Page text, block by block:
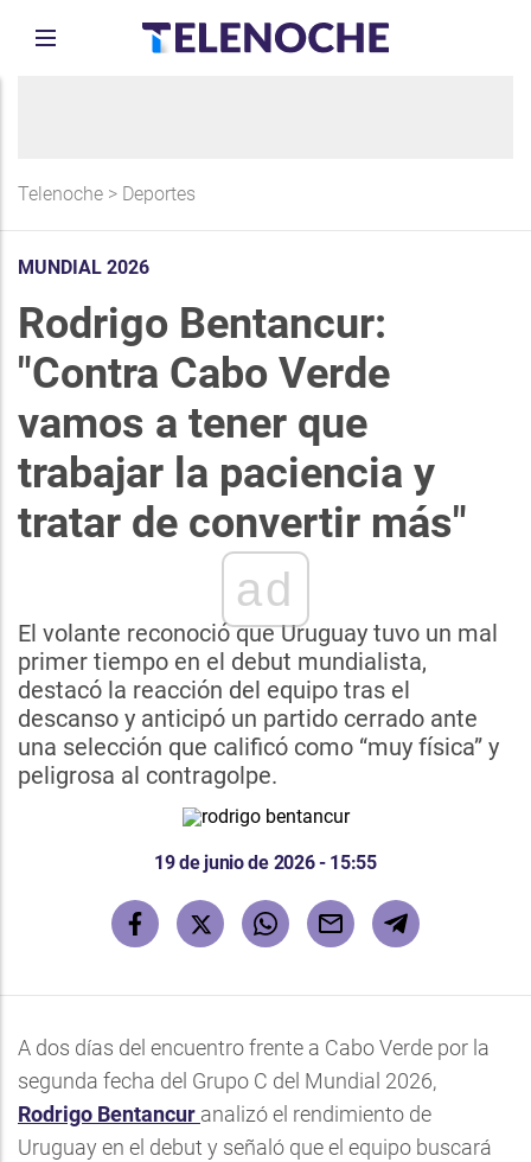
Telenoche > Deportes
MUNDIAL 2026
Rodrigo Bentancur:
"Contra Cabo Verde
vamos a tener que
trabajar la paciencia y
tratar de convertir más"
ad
El volante reconoció que Uruguay tuvo un mal
primer tiempo en el debut mundialista,
destacó la reacción del equipo tras el
descanso y anticipó un partido cerrado ante
una selección que calificó como “muy física” y
peligrosa al contragolpe.
19 de junio de 2026 - 15:55
A dos días del encuentro frente a Cabo Verde por la
segunda fecha del Grupo C del Mundial 2026,
Rodrigo Bentancur analizó el rendimiento de
Uruguay en el debut y señaló que el equipo buscará